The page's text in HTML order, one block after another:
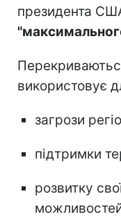
президента
використовує
загрози
підтримки
розвитку